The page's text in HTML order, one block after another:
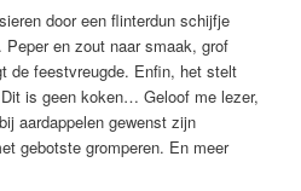
door een flinterdun schijfje
en zout naar smaak, grof
de feestvreugde. Enfin, het stelt
is geen koken… Geloof me lezer,
aardappelen gewenst zijn
gebotste gromperen. En meer